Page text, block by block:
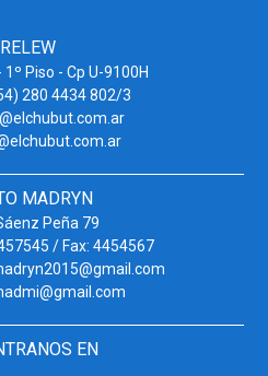
Piso - Cp U-9100H
280 4434 802/3
MADRYN
Peña 79
/ Fax: 4454567
EN